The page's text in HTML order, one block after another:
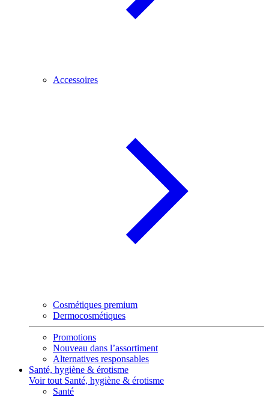
Accessoires
Cosmétiques premium
Dermocosmétiques
Promotions
Nouveau dans l’assortiment
Alternatives responsables
Santé, hygiène & érotisme
Voir tout Santé, hygiène & érotisme
Santé